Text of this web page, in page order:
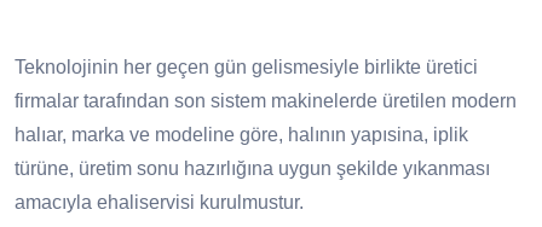
Teknolojinin her geçen gün gelismesiyle birlikte üretici
firmalar tarafından son sistem makinelerde üretilen modern
halıar, marka ve modeline göre, halının yapısina, iplik
türüne, üretim sonu hazırlığına uygun şekilde yıkanması
amacıyla ehaliservisi kurulmustur.